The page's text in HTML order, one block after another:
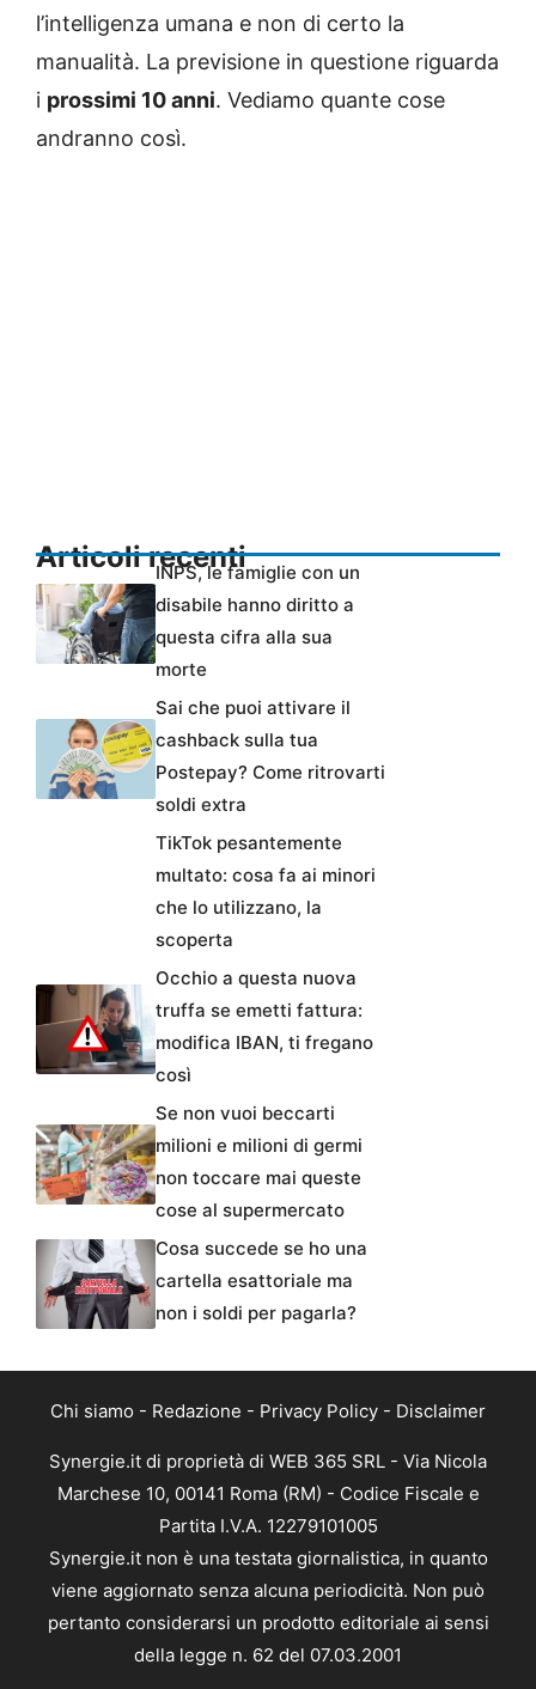
l’intelligenza umana e non di certo la
manualità. La previsione in questione riguarda
i prossimi 10 anni. Vediamo quante cose
andranno così.
Articoli recentiINPS, le famiglie con un
disabile hanno diritto a
questa cifra alla sua
morte
Sai che puoi attivare il
cashback sulla tua
Postepay? Come ritrovarti
soldi extra
TikTok pesantemente
multato: cosa fa ai minori
che lo utilizzano, la
scoperta
Occhio a questa nuova
truffa se emetti fattura:
modifica IBAN, ti fregano
così
Se non vuoi beccarti
milioni e milioni di germi
non toccare mai queste
cose al supermercato
Cosa succede se ho una
cartella esattoriale ma
non i soldi per pagarla?
Chi siamo - Redazione - Privacy Policy - Disclaimer
Synergie.it di proprietà di WEB 365 SRL - Via Nicola
Marchese 10, 00141 Roma (RM) - Codice Fiscale e
Partita I.V.A. 12279101005
Synergie.it non è una testata giornalistica, in quanto
viene aggiornato senza alcuna periodicità. Non può
pertanto considerarsi un prodotto editoriale ai sensi
della legge n. 62 del 07.03.2001